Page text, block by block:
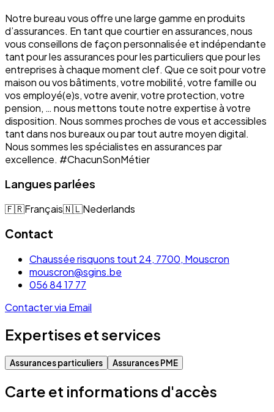
Notre bureau vous offre une large gamme en produits
d’assurances. En tant que courtier en assurances, nous
vous conseillons de façon personnalisée et indépendante
tant pour les assurances pour les particuliers que pour les
entreprises à chaque moment clef. Que ce soit pour votre
maison ou vos bâtiments, votre mobilité, votre famille ou
vos employé(e)s, votre avenir, votre protection, votre
pension, … nous mettons toute notre expertise à votre
disposition. Nous sommes proches de vous et accessibles
tant dans nos bureaux ou par tout autre moyen digital.
Nous sommes les spécialistes en assurances par
excellence. #ChacunSonMétier
Langues parlées
🇫🇷Français🇳🇱Nederlands
Contact
Chaussée risquons tout 24, 7700, Mouscron
mouscron@sgins.be
056 84 17 77
Contacter via Email
Expertises et services
Assurances particuliers Assurances PME
Carte et informations d'accès